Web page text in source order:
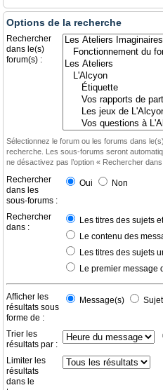
Options de la recherche
Rechercher
dans le(s)
forum(s) :
Sélectionnez le forum ou les forums dans
recherche. Les sous-forums seront
ne désactivez pas l’option « Rechercher
Rechercher
dans les
sous-forums :
Oui Non
Rechercher
dans :
Les titres des sujets
Le contenu des
Les titres des sujets
Le premier message
Afficher les
résultats sous
forme de :
Message(s)
Trier les
résultats par :
Limiter les
résultats
dans le